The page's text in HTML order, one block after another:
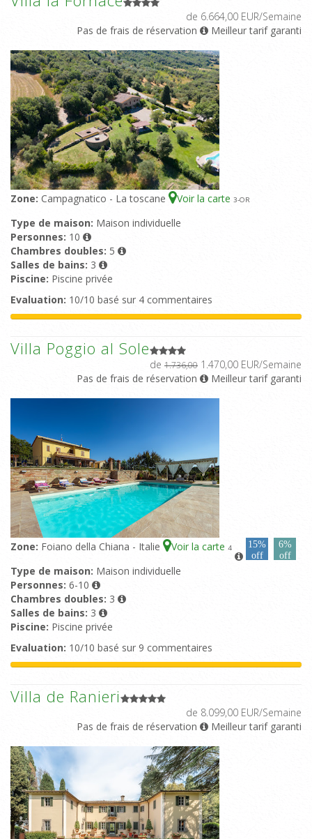
de 6.664,00 EUR/Semaine
Pas de frais de réservation
Meilleur tarif garanti
Zone: Campagnatico - La toscane Voir la carte 3-OR
Type de maison: Maison individuelle
Personnes: 10
Chambres doubles: 5
Salles de bains: 3
Piscine: Piscine privée
Evaluation: 10/10 basé sur 4 commentaires
Villa Poggio al Sole
de 1.736,00 1.470,00 EUR/Semaine
Pas de frais de réservation
Meilleur tarif garanti
Zone: Foiano della Chiana - Italie Voir la carte 4
15%
off
6%
off
Type de maison: Maison individuelle
Personnes: 6-10
Chambres doubles: 3
Salles de bains: 3
Piscine: Piscine privée
Evaluation: 10/10 basé sur 9 commentaires
Villa de Ranieri
de 8.099,00 EUR/Semaine
Pas de frais de réservation
Meilleur tarif garanti